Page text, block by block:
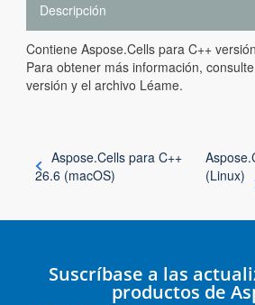
Descripción
Contiene Aspose.Cells para C++
Para obtener más información,
versión y el archivo Léame.
Aspose.Cells para C++
26.6 (macOS)
(Linux)
Suscríbase a las
productos de